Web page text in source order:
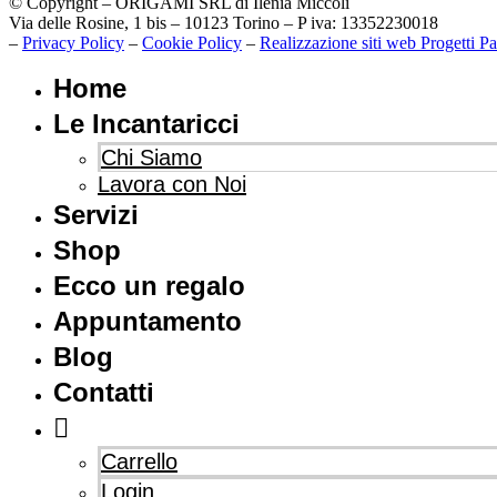
Via delle Rosine, 1 bis – 10123 Torino – P iva: 13352230018
– Privacy Policy – Cookie Policy – Realizzazione siti web Progetti
Home
Le Incantaricci
Chi Siamo
Lavora con Noi
Servizi
Shop
Ecco un regalo
Appuntamento
Blog
Contatti
Carrello
Login